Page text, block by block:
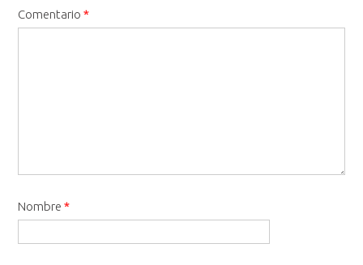
Comentario *
Nombre *